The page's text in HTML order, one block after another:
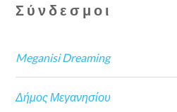
Σύνδεσμοι
Meganisi Dreaming
Δήμος Μεγανησίου